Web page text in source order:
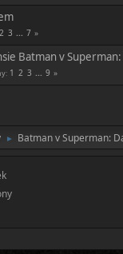
2 3 ... 7
Batman v
1 2 3 ... 9
► Batman v Superman: